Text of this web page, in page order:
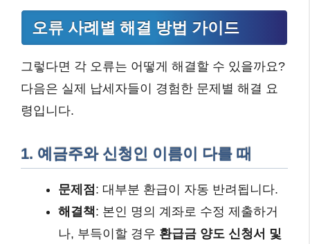
오류 사례별 해결 방법 가이드
그렇다면 각 오류는 어떻게 해결할 수 있을까요?
다음은 실제 납세자들이 경험한 문제별 해결 요
령입니다.
1. 예금주와 신청인 이름이 다를 때
문제점 : 대부분 환급이 자동 반려됩니다.
해결책: 본인 명의 계좌로 수정 제출하거
나, 부득이할 경우 환급금 양도 신청서 및